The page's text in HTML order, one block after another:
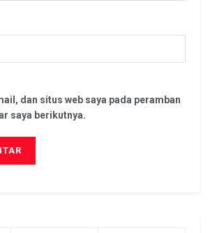
dan situs web saya pada peramban
saya berikutnya.